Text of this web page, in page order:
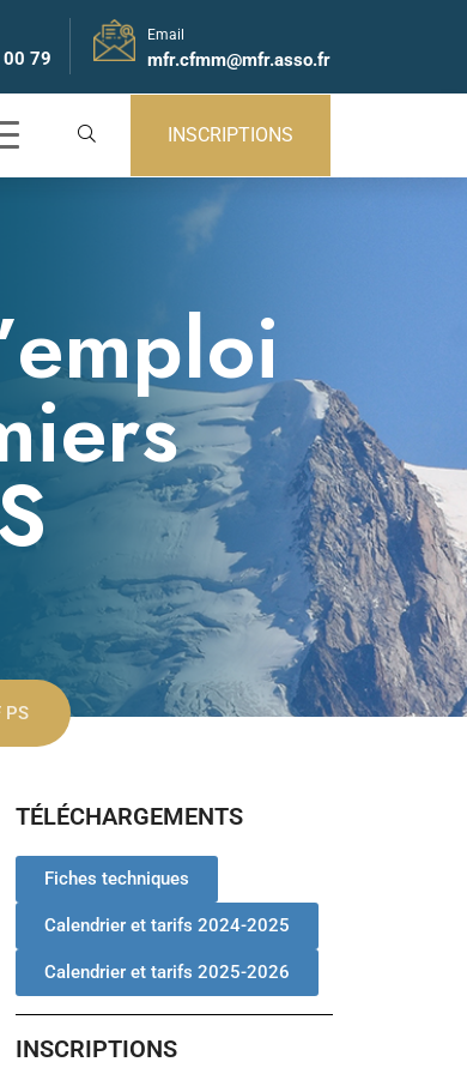
79
Email
mfr.cfmm@mfr.asso.fr
INSCRIPTIONS
PS
TÉLÉCHARGEMENTS
Fiches techniques
Calendrier et tarifs 2024-2025
Calendrier et tarifs 2025-2026
INSCRIPTIONS